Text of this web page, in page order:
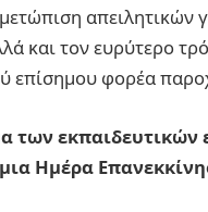
απειλητικών
και τον ευρύτερο
επίσημου φορέα
των εκπαιδευτικών
Ημέρα